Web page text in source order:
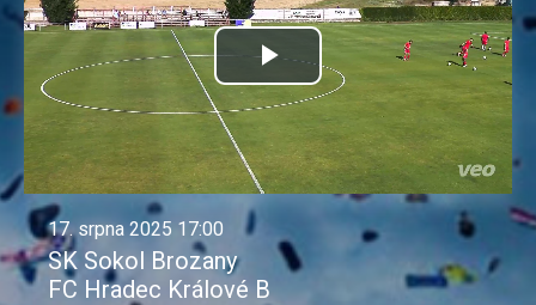
Přehrát
video
17. srpna 2025 17:00
SK Sokol Brozany
FC Hradec Králové B